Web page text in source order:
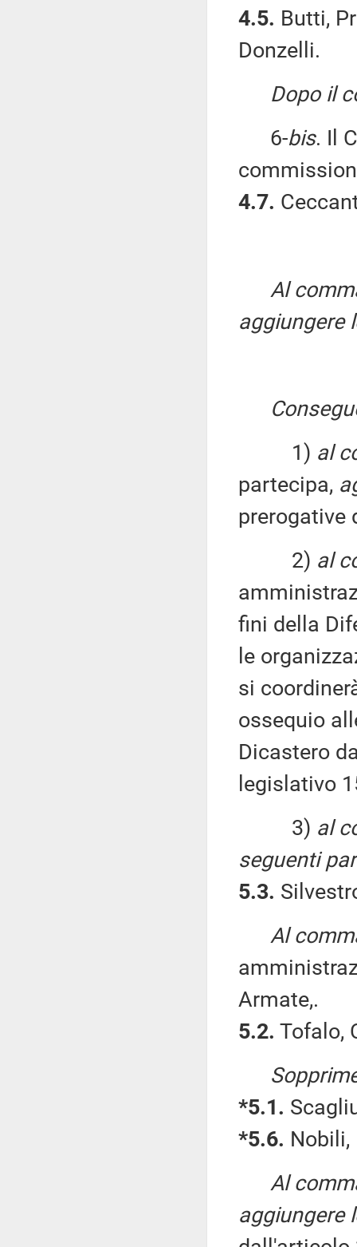
4.5. Butti,
Donzelli.
Dopo il
6-bis. Il
4.7.
Al
aggiungere
1) al
partecipa,
prerogative
2) al
fini della
le
si
ossequio
Dicastero
legislativo
3) al
seguenti
5.3.
Al
Armate,.
5.2. Tofalo,
*5.1.
*5.6.
Al
aggiungere